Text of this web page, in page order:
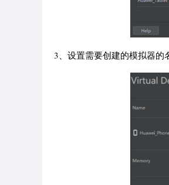
3、设置需要创建的模拟器的